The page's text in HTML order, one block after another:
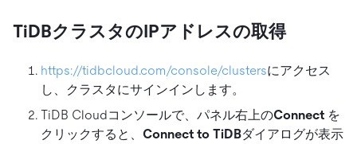
TiDBクラスタのIPアドレスの取得
https://tidbcloud.com/console/clustersにアクセス
し、クラスタにサインインします。
TiDB Cloudコンソールで、パネル右上のConnect を
クリックすると、 Connect to TiDBダイアログが表示